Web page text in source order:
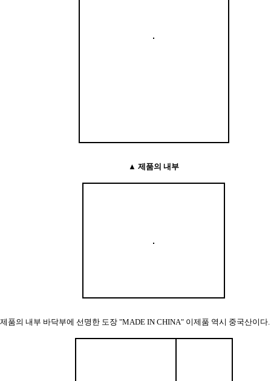
▲ 제품의 내부
제품의 내부 바닥부에 선명한 도장 "MADE IN CHINA" 이제품 역시 중국산이다.